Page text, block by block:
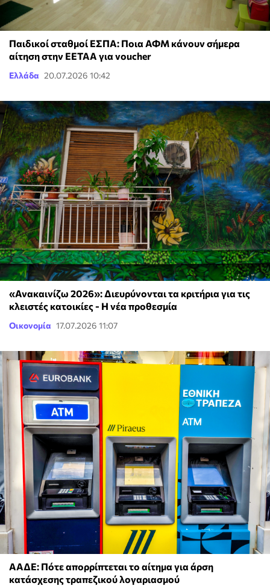
Παιδικοί σταθμοί ΕΣΠΑ: Ποια ΑΦΜ κάνουν σήμερα
αίτηση στην ΕΕΤΑΑ για voucher
Ελλάδα 20.07.2026 10:42
«Ανακαινίζω 2026»: Διευρύνονται τα κριτήρια για τις
κλειστές κατοικίες - Η νέα προθεσμία
Οικονομία 17.07.2026 11:07
ΑΑΔΕ: Πότε απορρίπτεται το αίτημα για άρση
κατάσχεσης τραπεζικού λογαριασμού